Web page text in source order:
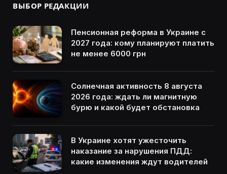
ВЫБОР РЕДАКЦИИ
Пенсионная реформа в Украине с
2027 года: кому планируют платить
не менее 6000 грн
Солнечная активность 8 августа
2026 года: ждать ли магнитную
бурю и какой будет обстановка
В Украине хотят ужесточить
наказание за нарушения ПДД:
какие изменения ждут водителей